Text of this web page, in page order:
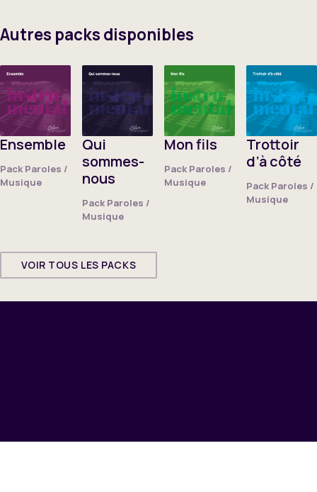
Autres packs disponibles
Ensemble
Pack Paroles /
Musique
Qui
sommes-
nous
Pack Paroles /
Musique
Mon fils
Pack Paroles /
Musique
Trottoir
d’à côté
Pack Paroles /
Musique
VOIR TOUS LES PACKS